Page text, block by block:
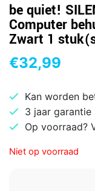
be quiet!
Computer
Zwart 1
€32,99
Kan worden
3 jaar garantie
Op voorraad?
Niet op voorraad